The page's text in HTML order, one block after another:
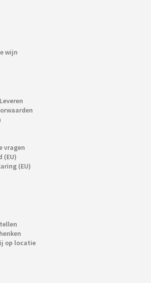
wijn
vragen
(EU)
(EU)
op locatie